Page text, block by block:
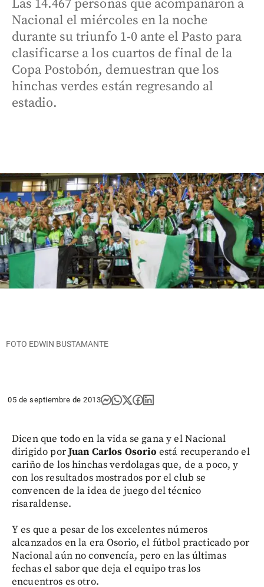
Las 14.467 personas que acompañaron a
Nacional el miércoles en la noche
durante su triunfo 1-0 ante el Pasto para
clasificarse a los cuartos de final de la
Copa Postobón, demuestran que los
hinchas verdes están regresando al
estadio.
FOTO EDWIN BUSTAMANTE
05 de septiembre de 2013
Dicen que todo en la vida se gana y el Nacional
dirigido porJuan Carlos Osorio está recuperando el
cariño de los hinchas verdolagas que, de a poco, y
con los resultados mostrados por el club se
convencen de la idea de juego del técnico
risaraldense.
Y es que a pesar de los excelentes números
alcanzados en la era Osorio, el fútbol practicado por
Nacional aún no convencía, pero en las últimas
fechas el sabor que deja el equipo tras los
encuentros es otro.